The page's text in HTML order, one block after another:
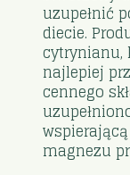
uzupełnić
diecie.
cytrynianu,
najlepiej
cennego
magnezu